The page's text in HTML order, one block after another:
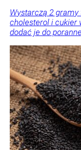
Wystarczą 2 gramy
cholesterol i cukier
dodać je do